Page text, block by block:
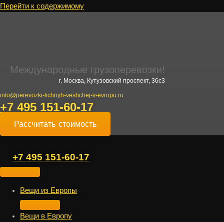
Перейти к содержимому
Международные грузоперевозки!
г. Москва, Кутузовский проспект, 36с3
info@perevozki-lichnyh-veshchej-v-evropu.ru
+7 495 151-60-17
Рассчитать стоимость
+7 495 151-60-17
Вещи из Европы
Вещи в Европу